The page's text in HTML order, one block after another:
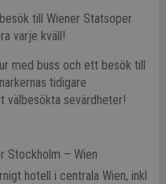
till Wiener Statsoper
varje kväll!
med buss och ett besök till
tidigare
välbesökta sevärdheter!
Stockholm – Wien
hotell i centrala Wien, inkl